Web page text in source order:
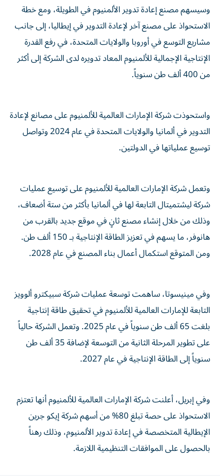
وسيسهم مصنع إعادة تدوير الألمنيوم في الطويلة، ومع خطة
الاستحواذ على مصنع آخر لإعادة التدوير في إيطاليا، إلى جانب
مشاريع التوسع في أوروبا والولايات المتحدة، في رفع القدرة
الإنتاجية الإجمالية للألمنيوم المعاد تدويره لدى الشركة إلى أكثر
من 400 ألف طن سنوياً.
واستحوذت شركة الإمارات العالمية للألمنيوم على مصانع لإعادة
التدوير في ألمانيا والولايات المتحدة في عام 2024 وتواصل
توسيع عملياتها في الدولتين.
وتعمل شركة الإمارات العالمية للألمنيوم على توسيع عمليات
شركة ليشتميتال التابعة لها في ألمانيا بأكثر من ستة أضعاف،
وذلك من خلال إنشاء مصنع ثانٍ في موقع جديد بالقرب من
هانوفر، ما يسهم في تعزيز الطاقة الإنتاجية بـ 150 ألف طن.
ومن المتوقع استكمال أعمال بناء المصنع في عام 2028.
وفي مينيسوتا، ساهمت توسعة عمليات شركة سبيكترو ألوويز
التابعة للإمارات العالمية للألمنيوم في تحقيق طاقة إنتاجية
بلغت 65 ألف طن سنوياً في عام 2025. وتعمل الشركة حالياً
على تطوير المرحلة الثانية من التوسعة لإضافة 35 ألف طن
سنوياً إلى الطاقة الإنتاجية في عام 2027.
وفي إبريل، أعلنت شركة الإمارات العالمية للألمنيوم أنها تعتزم
الاستحواذ على حصة تبلغ 80% من أسهم شركة إيكو جرين
الإيطالية المتخصصة في إعادة تدوير الألمنيوم، وذلك رهناً
بالحصول على الموافقات التنظيمية اللازمة.